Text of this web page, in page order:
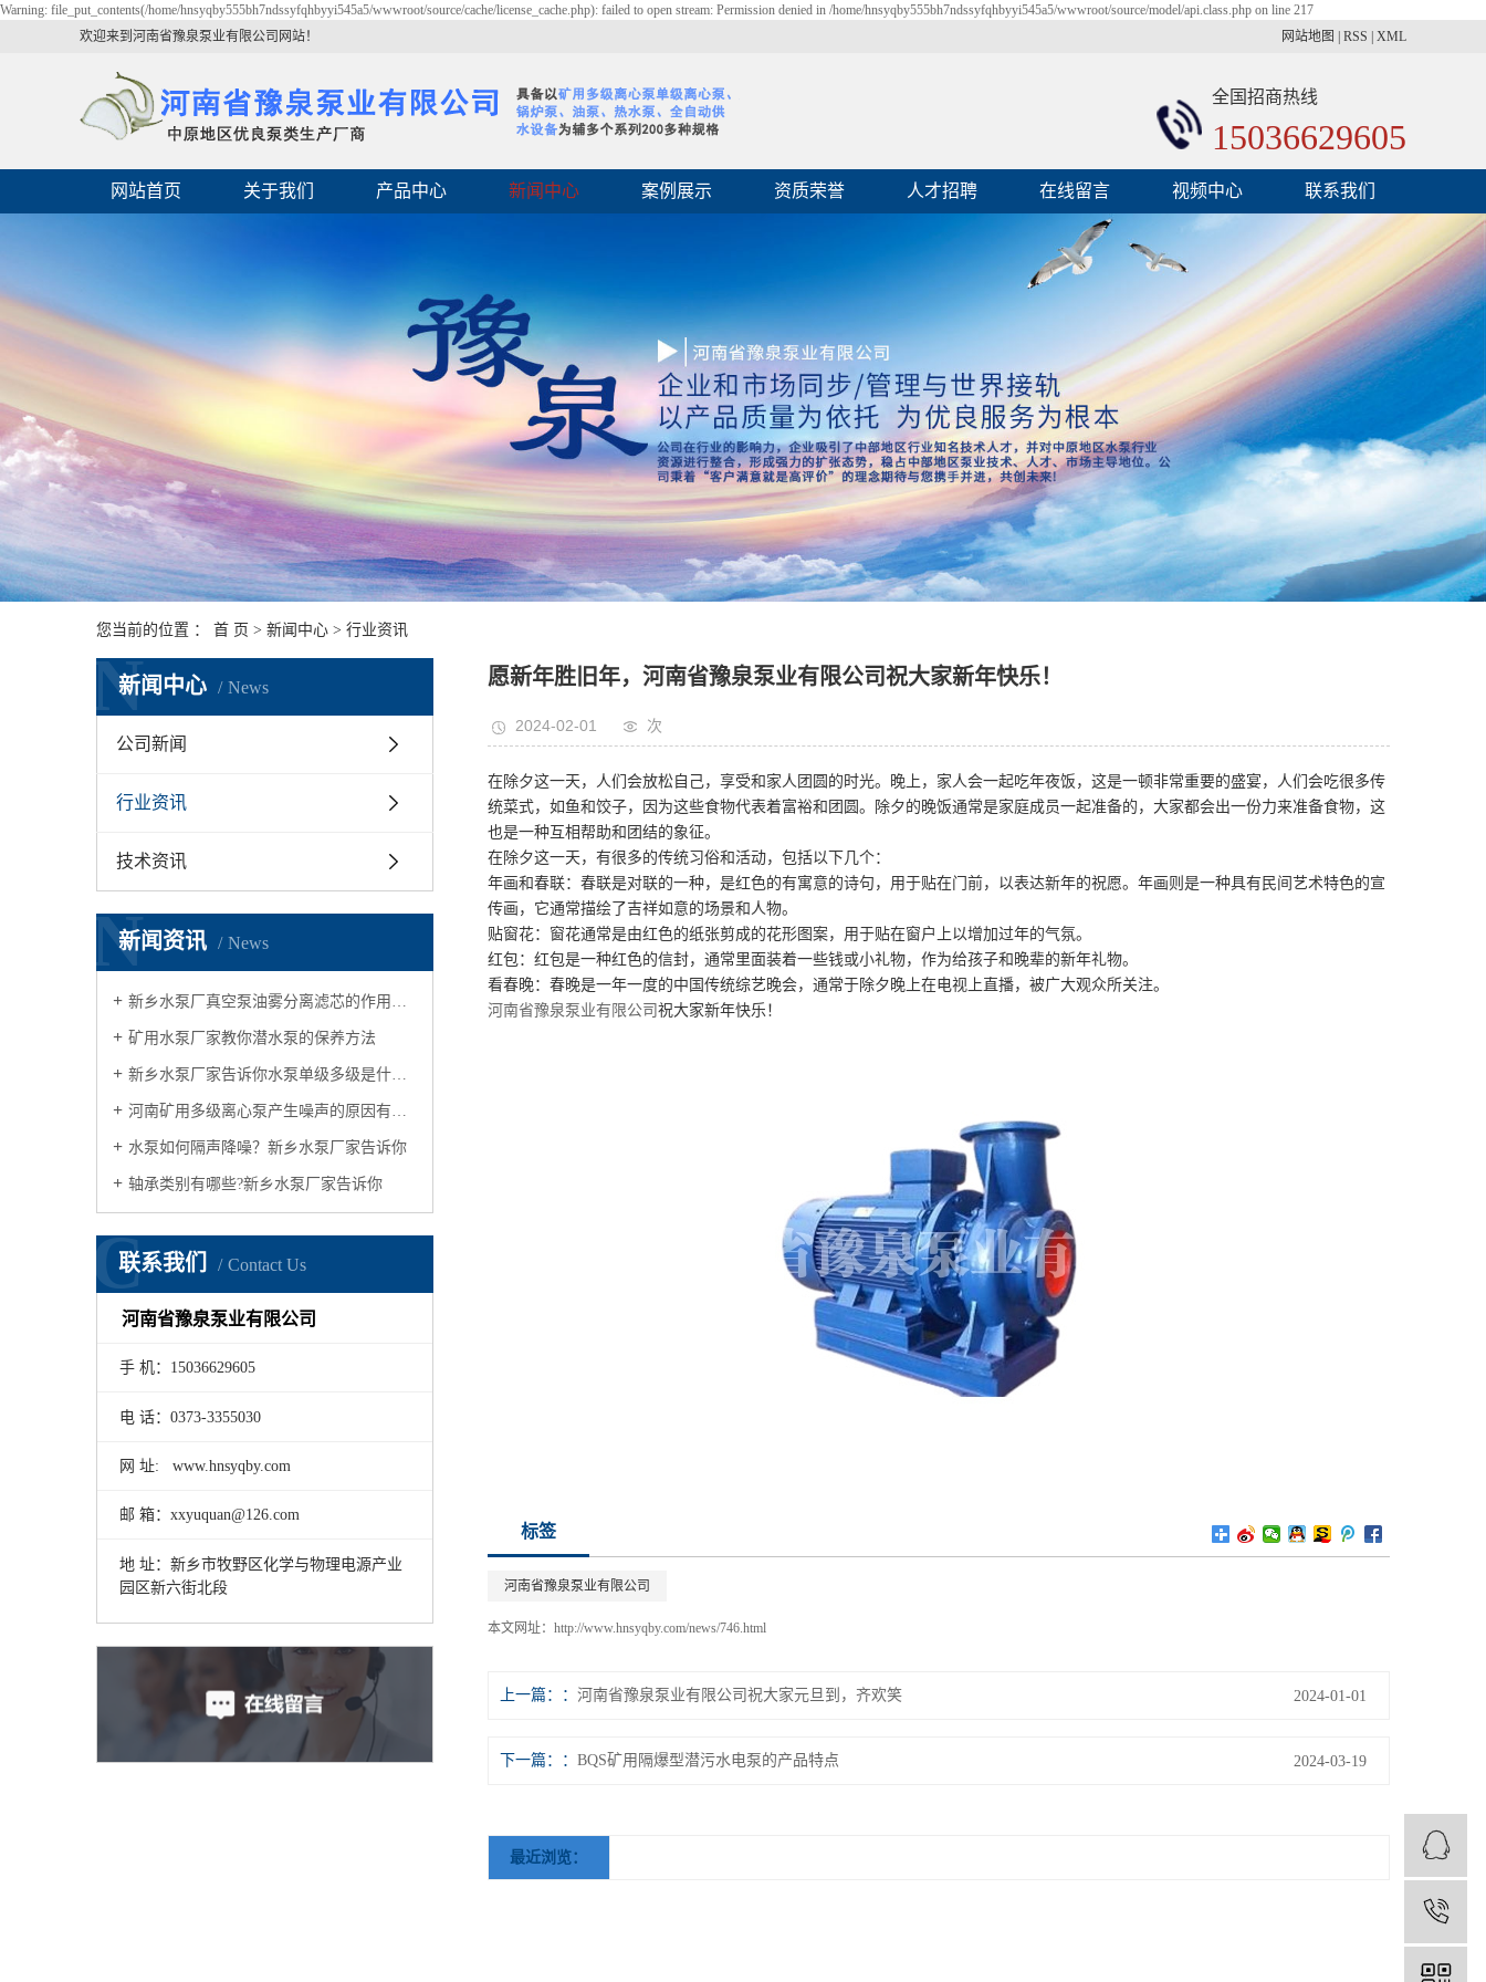
Warning: file_put_contents(/home/hnsyqby555bh7ndssyfqhbyyi545a5/wwwroot/source/cache/license_cache.php): failed to open stream: Permission denied in /home/hnsyqby555bh7ndssyfqhbyyi545a5/wwwroot/source/model/api.class.php on line 217
欢迎来到河南省豫泉泵业有限公司网站！
网站地图 RSS XML
全国招商热线
15036629605
网站首页 关于我们 产品中心 新闻中心 案例展示 资质荣誉 人才招聘 在线留言 视频中心 联系我们
您当前的位置 ： 首 页 > 新闻中心 > 行业资讯
新闻中心 News
N
公司新闻
行业资讯
技术资讯
新闻资讯 News
N
新乡水泵厂真空泵油雾分离滤芯的作用有哪几点？
矿用水泵厂家教你潜水泵的保养方法
新乡水泵厂家告诉你水泵单级多级是什么意思
河南矿用多级离心泵产生噪声的原因有哪些?矿用水泵厂家告诉你
水泵如何隔声降噪？新乡水泵厂家告诉你
轴承类别有哪些?新乡水泵厂家告诉你
联系我们 Contact Us
C
河南省豫泉泵业有限公司
手 机：15036629605
电 话：0373-3355030
网 址: www.hnsyqby.com
邮 箱：xxyuquan@126.com
地 址：新乡市牧野区化学与物理电源产业
园区新六街北段
愿新年胜旧年，河南省豫泉泵业有限公司祝大家新年快乐！
2024-02-01 次
在除夕这一天，人们会放松自己，享受和家人团圆的时光。晚上，家人会一起吃年夜饭，这是一顿非常重要的盛宴，人们会吃很多传
统菜式，如鱼和饺子，因为这些食物代表着富裕和团圆。除夕的晚饭通常是家庭成员一起准备的，大家都会出一份力来准备食物，这
也是一种互相帮助和团结的象征。
在除夕这一天，有很多的传统习俗和活动，包括以下几个：
年画和春联：春联是对联的一种，是红色的有寓意的诗句，用于贴在门前，以表达新年的祝愿。年画则是一种具有民间艺术特色的宣
传画，它通常描绘了吉祥如意的场景和人物。
贴窗花：窗花通常是由红色的纸张剪成的花形图案，用于贴在窗户上以增加过年的气氛。
红包：红包是一种红色的信封，通常里面装着一些钱或小礼物，作为给孩子和晚辈的新年礼物。
看春晚：春晚是一年一度的中国传统综艺晚会，通常于除夕晚上在电视上直播，被广大观众所关注。
河南省豫泉泵业有限公司 祝大家新年快乐！
标签
河南省豫泉泵业有限公司
本文网址： http://www.hnsyqby.com/news/746.html
上一篇： 河南省豫泉泵业有限公司祝大家元旦到，齐欢笑 2024-01-01
下一篇： BQS矿用隔爆型潜污水电泵的产品特点 2024-03-19
最近浏览：